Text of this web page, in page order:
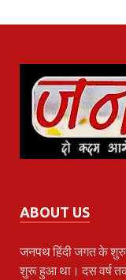
ABOUT US
जनपथहिंदी जगत के
शुरू हुआ था। दस वर्ष